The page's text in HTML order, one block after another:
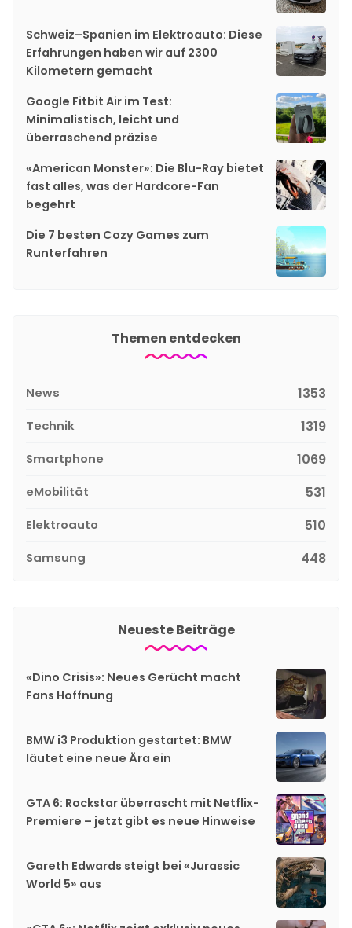
Schweiz–Spanien im Elektroauto: Diese
Erfahrungen haben wir auf 2300
Kilometern gemacht
Google Fitbit Air im Test:
Minimalistisch, leicht und
überraschend präzise
«American Monster»: Die Blu-Ray bietet
fast alles, was der Hardcore-Fan
begehrt
Die 7 besten Cozy Games zum
Runterfahren
Themen entdecken
News 1353
Technik 1319
Smartphone 1069
eMobilität 531
Elektroauto 510
Samsung 448
Neueste Beiträge
«Dino Crisis»: Neues Gerücht macht
Fans Hoffnung
BMW i3 Produktion gestartet: BMW
läutet eine neue Ära ein
GTA 6: Rockstar überrascht mit Netflix-
Premiere – jetzt gibt es neue Hinweise
Gareth Edwards steigt bei «Jurassic
World 5» aus